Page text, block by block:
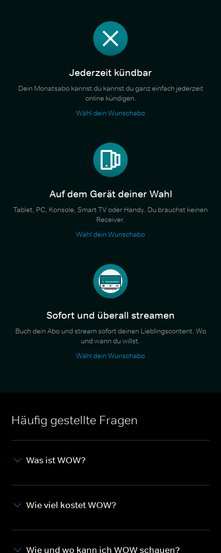
Jederzeit kündbar
Dein Monatsabo kannst du kannst du ganz einfach jederzeit
online kündigen.
Wähl dein Wunschabo
Auf dem Gerät deiner Wahl
Tablet, PC, Konsole, Smart TV oder Handy. Du brauchst keinen
Receiver.
Wähl dein Wunschabo
Sofort und überall streamen
Buch dein Abo und stream sofort deinen Lieblingscontent. Wo
und wann du willst.
Wähl dein Wunschabo
Häufig gestellte Fragen
Was ist WOW?
Wie viel kostet WOW?
Wie und wo kann ich WOW schauen?